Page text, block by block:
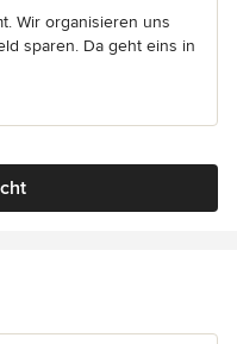
Wir organisieren uns
sparen. Da geht eins in